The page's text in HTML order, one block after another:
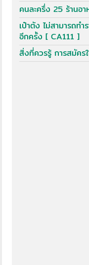
คนละครึ่ง 25 ร้านอ
เป๋าตัง ไม่สามารถท
อีกครั้ง [ CA111 ]
สิ่งที่ควรรู้ การสมัคร